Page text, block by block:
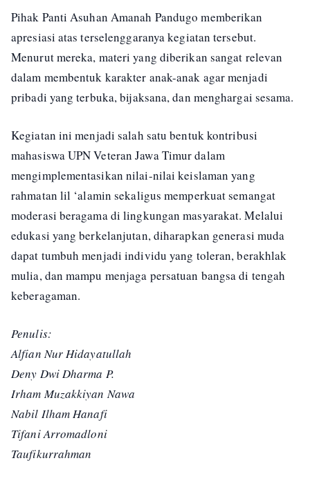
Pihak Panti Asuhan Amanah Pandugo memberikan
apresiasi atas terselenggaranya kegiatan tersebut.
Menurut mereka, materi yang diberikan sangat relevan
dalam membentuk karakter anak-anak agar menjadi
pribadi yang terbuka, bijaksana, dan menghargai sesama.
Kegiatan ini menjadi salah satu bentuk kontribusi
mahasiswa UPN Veteran Jawa Timur dalam
mengimplementasikan nilai-nilai keislaman yang
rahmatan lil ‘alamin sekaligus memperkuat semangat
moderasi beragama di lingkungan masyarakat. Melalui
edukasi yang berkelanjutan, diharapkan generasi muda
dapat tumbuh menjadi individu yang toleran, berakhlak
mulia, dan mampu menjaga persatuan bangsa di tengah
keberagaman.
Penulis:
Alfian Nur Hidayatullah
Deny Dwi Dharma P.
Irham Muzakkiyan Nawa
Nabil Ilham Hanafi
Tifani Arromadloni
Taufikurrahman